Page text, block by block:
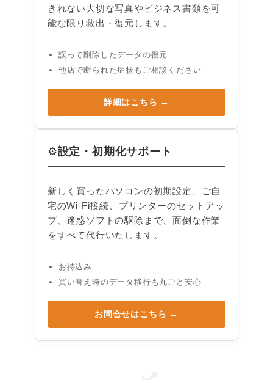
きれない大切な写真やビジネス書類を可
能な限り救出・復元します。
誤って削除したデータの復元
他店で断られた症状もご相談ください
詳細はこちら →
⚙設定・初期化サポート
新しく買ったパソコンの初期設定、ご自
宅のWi-Fi接続、プリンターのセットアッ
プ、迷惑ソフトの駆除まで、面倒な作業
をすべて代行いたします。
お持込み
買い替え時のデータ移行も丸ごと安心
お問合せはこちら →